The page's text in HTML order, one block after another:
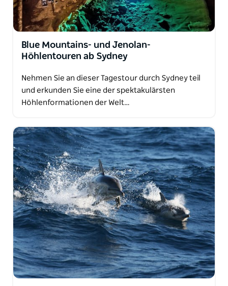
Blue Mountains- und Jenolan-
Höhlentouren ab Sydney
Nehmen Sie an dieser Tagestour durch Sydney teil
und erkunden Sie eine der spektakulärsten
Höhlenformationen der Welt…